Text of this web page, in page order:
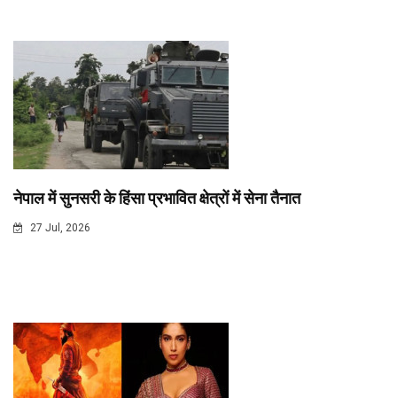
नेपाल में सुनसरी के हिंसा प्रभावित क्षेत्रों में सेना तैनात
27 Jul, 2026